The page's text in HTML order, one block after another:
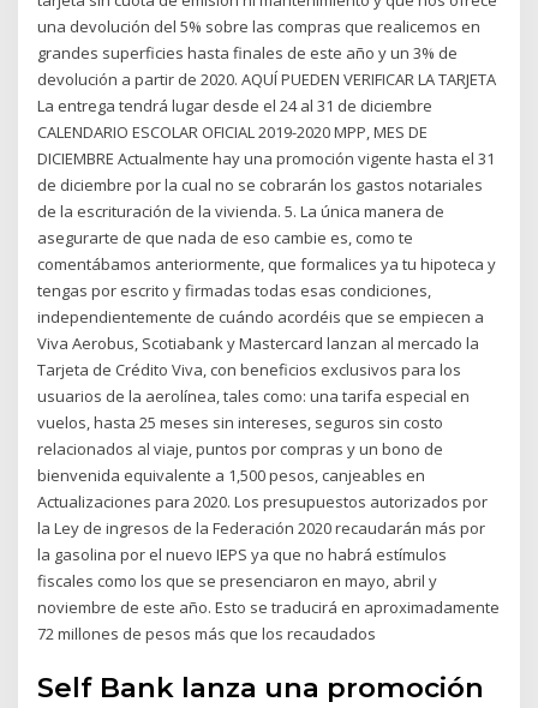
una devolución del 5% sobre las compras que realicemos en
grandes superficies hasta finales de este año y un 3% de
devolución a partir de 2020. AQUÍ PUEDEN VERIFICAR LA TARJETA
La entrega tendrá lugar desde el 24 al 31 de diciembre
CALENDARIO ESCOLAR OFICIAL 2019-2020 MPP, MES DE
DICIEMBRE Actualmente hay una promoción vigente hasta el 31
de diciembre por la cual no se cobrarán los gastos notariales
de la escrituración de la vivienda. 5. La única manera de
asegurarte de que nada de eso cambie es, como te
comentábamos anteriormente, que formalices ya tu hipoteca y
tengas por escrito y firmadas todas esas condiciones,
independientemente de cuándo acordéis que se empiecen a
Viva Aerobus, Scotiabank y Mastercard lanzan al mercado la
Tarjeta de Crédito Viva, con beneficios exclusivos para los
usuarios de la aerolínea, tales como: una tarifa especial en
vuelos, hasta 25 meses sin intereses, seguros sin costo
relacionados al viaje, puntos por compras y un bono de
bienvenida equivalente a 1,500 pesos, canjeables en
Actualizaciones para 2020. Los presupuestos autorizados por
la Ley de ingresos de la Federación 2020 recaudarán más por
la gasolina por el nuevo IEPS ya que no habrá estímulos
fiscales como los que se presenciaron en mayo, abril y
noviembre de este año. Esto se traducirá en aproximadamente
72 millones de pesos más que los recaudados
Self Bank lanza una promoción